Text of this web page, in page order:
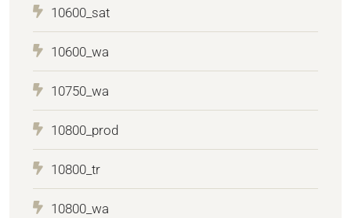
10600_sat
10600_wa
10750_wa
10800_prod
10800_tr
10800_wa